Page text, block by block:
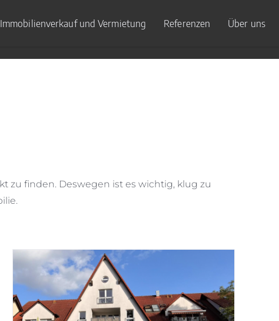
Immobilienverkauf und Vermietung Referenzen Über uns
zu finden. Deswegen ist es wichtig, klug zu